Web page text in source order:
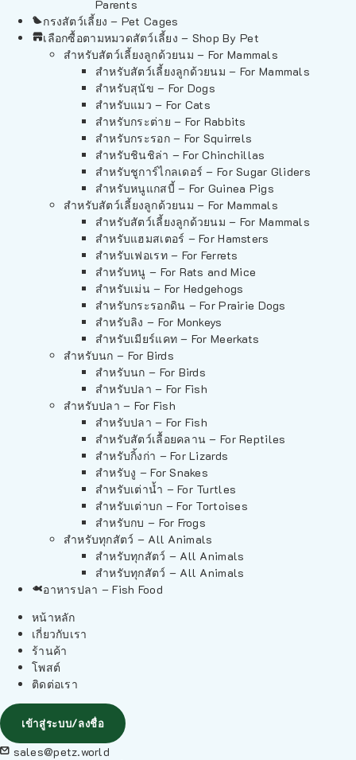
Parents
กรงสัตว์เลี้ยง – Pet Cages
เลือกซื้อตามหมวดสัตว์เลี้ยง – Shop By Pet
สำหรับสัตว์เลี้ยงลูกด้วยนม – For Mammals
สำหรับสัตว์เลี้ยงลูกด้วยนม – For Mammals
สำหรับสุนัข – For Dogs
สำหรับแมว – For Cats
สำหรับกระต่าย – For Rabbits
สำหรับกระรอก – For Squirrels
สำหรับชินชิล่า – For Chinchillas
สำหรับชูการ์ไกลเดอร์ – For Sugar Gliders
สำหรับหนูแกสบี้ – For Guinea Pigs
สำหรับสัตว์เลี้ยงลูกด้วยนม – For Mammals
สำหรับสัตว์เลี้ยงลูกด้วยนม – For Mammals
สำหรับแฮมสเตอร์ – For Hamsters
สำหรับเฟอเรท – For Ferrets
สำหรับหนู – For Rats and Mice
สำหรับเม่น – For Hedgehogs
สำหรับกระรอกดิน – For Prairie Dogs
สำหรับลิง – For Monkeys
สำหรับเมียร์แคท – For Meerkats
สำหรับนก – For Birds
สำหรับนก – For Birds
สำหรับปลา – For Fish
สำหรับปลา – For Fish
สำหรับปลา – For Fish
สำหรับสัตว์เลื้อยคลาน – For Reptiles
สำหรับกิ้งก่า – For Lizards
สำหรับงู – For Snakes
สำหรับเต่าน้ำ – For Turtles
สำหรับเต่าบก – For Tortoises
สำหรับกบ – For Frogs
สำหรับทุกสัตว์ – All Animals
สำหรับทุกสัตว์ – All Animals
สำหรับทุกสัตว์ – All Animals
อาหารปลา – Fish Food
หน้าหลัก
เกี่ยวกับเรา
ร้านค้า
โพสต์
ติดต่อเรา
เข้าสู่ระบบ/ลงชื่อ
sales@petz.world